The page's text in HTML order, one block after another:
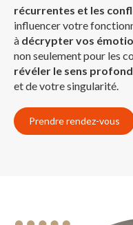
récurrentes et les
influencer votre
à décrypter vos
non seulement pour les
révéler le sens profond
et de votre singularité.
Prendre rendez-vous